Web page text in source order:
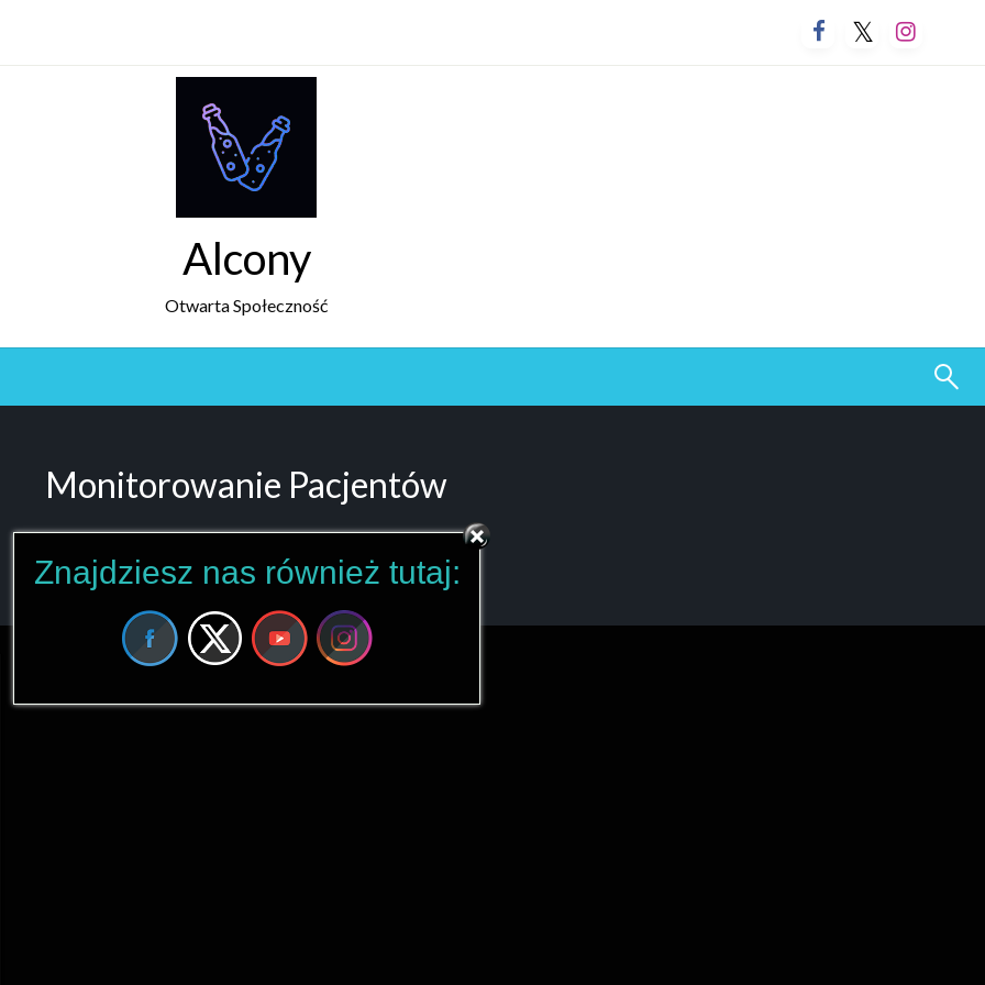
Alcony
Otwarta Społeczność
Monitorowanie Pacjentów
Znajdziesz nas również tutaj: